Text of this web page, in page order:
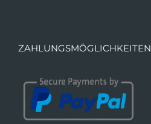
ZAHLUNGSMÖGLICHKEITEN